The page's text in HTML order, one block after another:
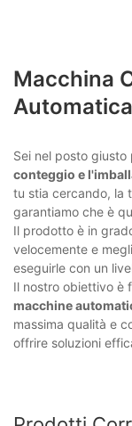
Macchina
Sei nel posto giusto
conteggio e
tu stia cercando, la
garantiamo che è
Il prodotto è in
velocemente e
eseguirle con un
Il nostro obiettivo è
macchine
massima qualità e
offrire soluzioni